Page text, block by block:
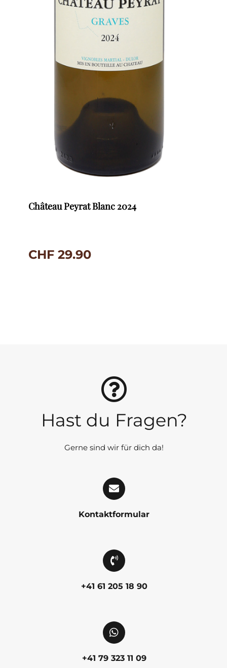
Château Peyrat Blanc 2024
CHF 29.90
Hast du Fragen?
Gerne sind wir für dich da!
Kontaktformular
+41 61 205 18 90
+41 79 323 11 09